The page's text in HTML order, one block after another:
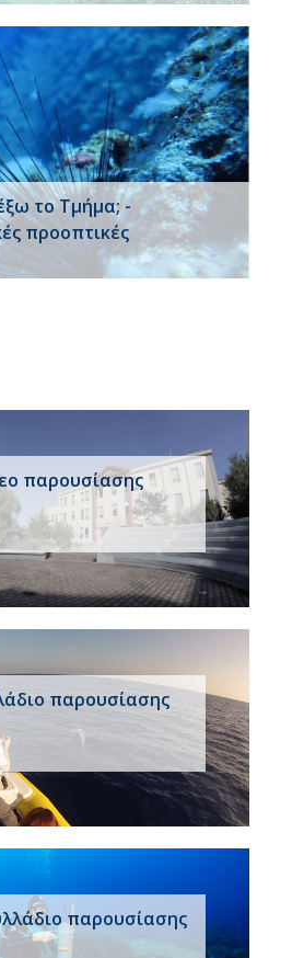
το Τμήμα; -
προοπτικές
παρουσίασης
παρουσίασης
παρουσίασης